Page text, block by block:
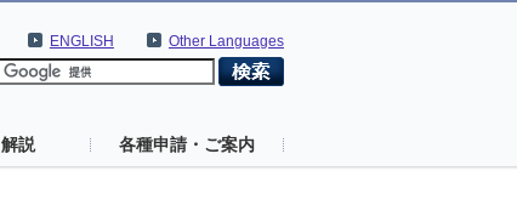
Other Languages
ENGLISH
説 各種申請・ご案内